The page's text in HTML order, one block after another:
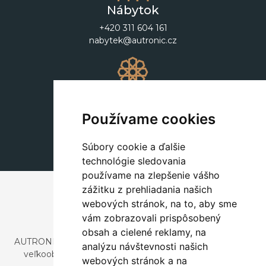
Používame cookies
Súbory cookie a ďalšie
technológie sledovania
používame na zlepšenie vášho
zážitku z prehliadania našich
webových stránok, na to, aby sme
vám zobrazovali prispôsobený
obsah a cielené reklamy, na
analýzu návštevnosti našich
webových stránok a na
Nábytok
+420 311 604 161
nabytek@autronic.cz
+420 311 604 182
dekorace@autronic.cz
AUTRONIC, s.r.o. je spoločnosť zaoberajúca sa dovozom a
veľkoobchodným predajom dizajnového aj štýlového